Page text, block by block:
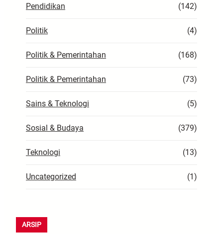
Pendidikan (142)
Politik (4)
Politik & Pemerintahan (168)
Politik & Pemerintahan (73)
Sains & Teknologi (5)
Sosial & Budaya (379)
Teknologi (13)
Uncategorized (1)
ARSIP